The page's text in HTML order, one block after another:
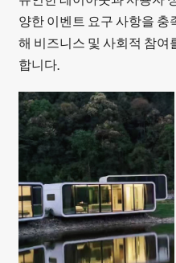
양한 이벤트 요구 사항을 충
해 비즈니스 및 사회적 참여
합니다.